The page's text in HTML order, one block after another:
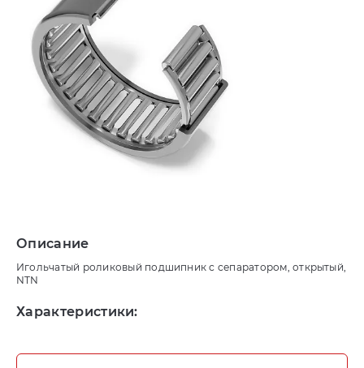
Описание
Игольчатый роликовый подшипник с сепаратором, открытый,
NTN
Характеристики: